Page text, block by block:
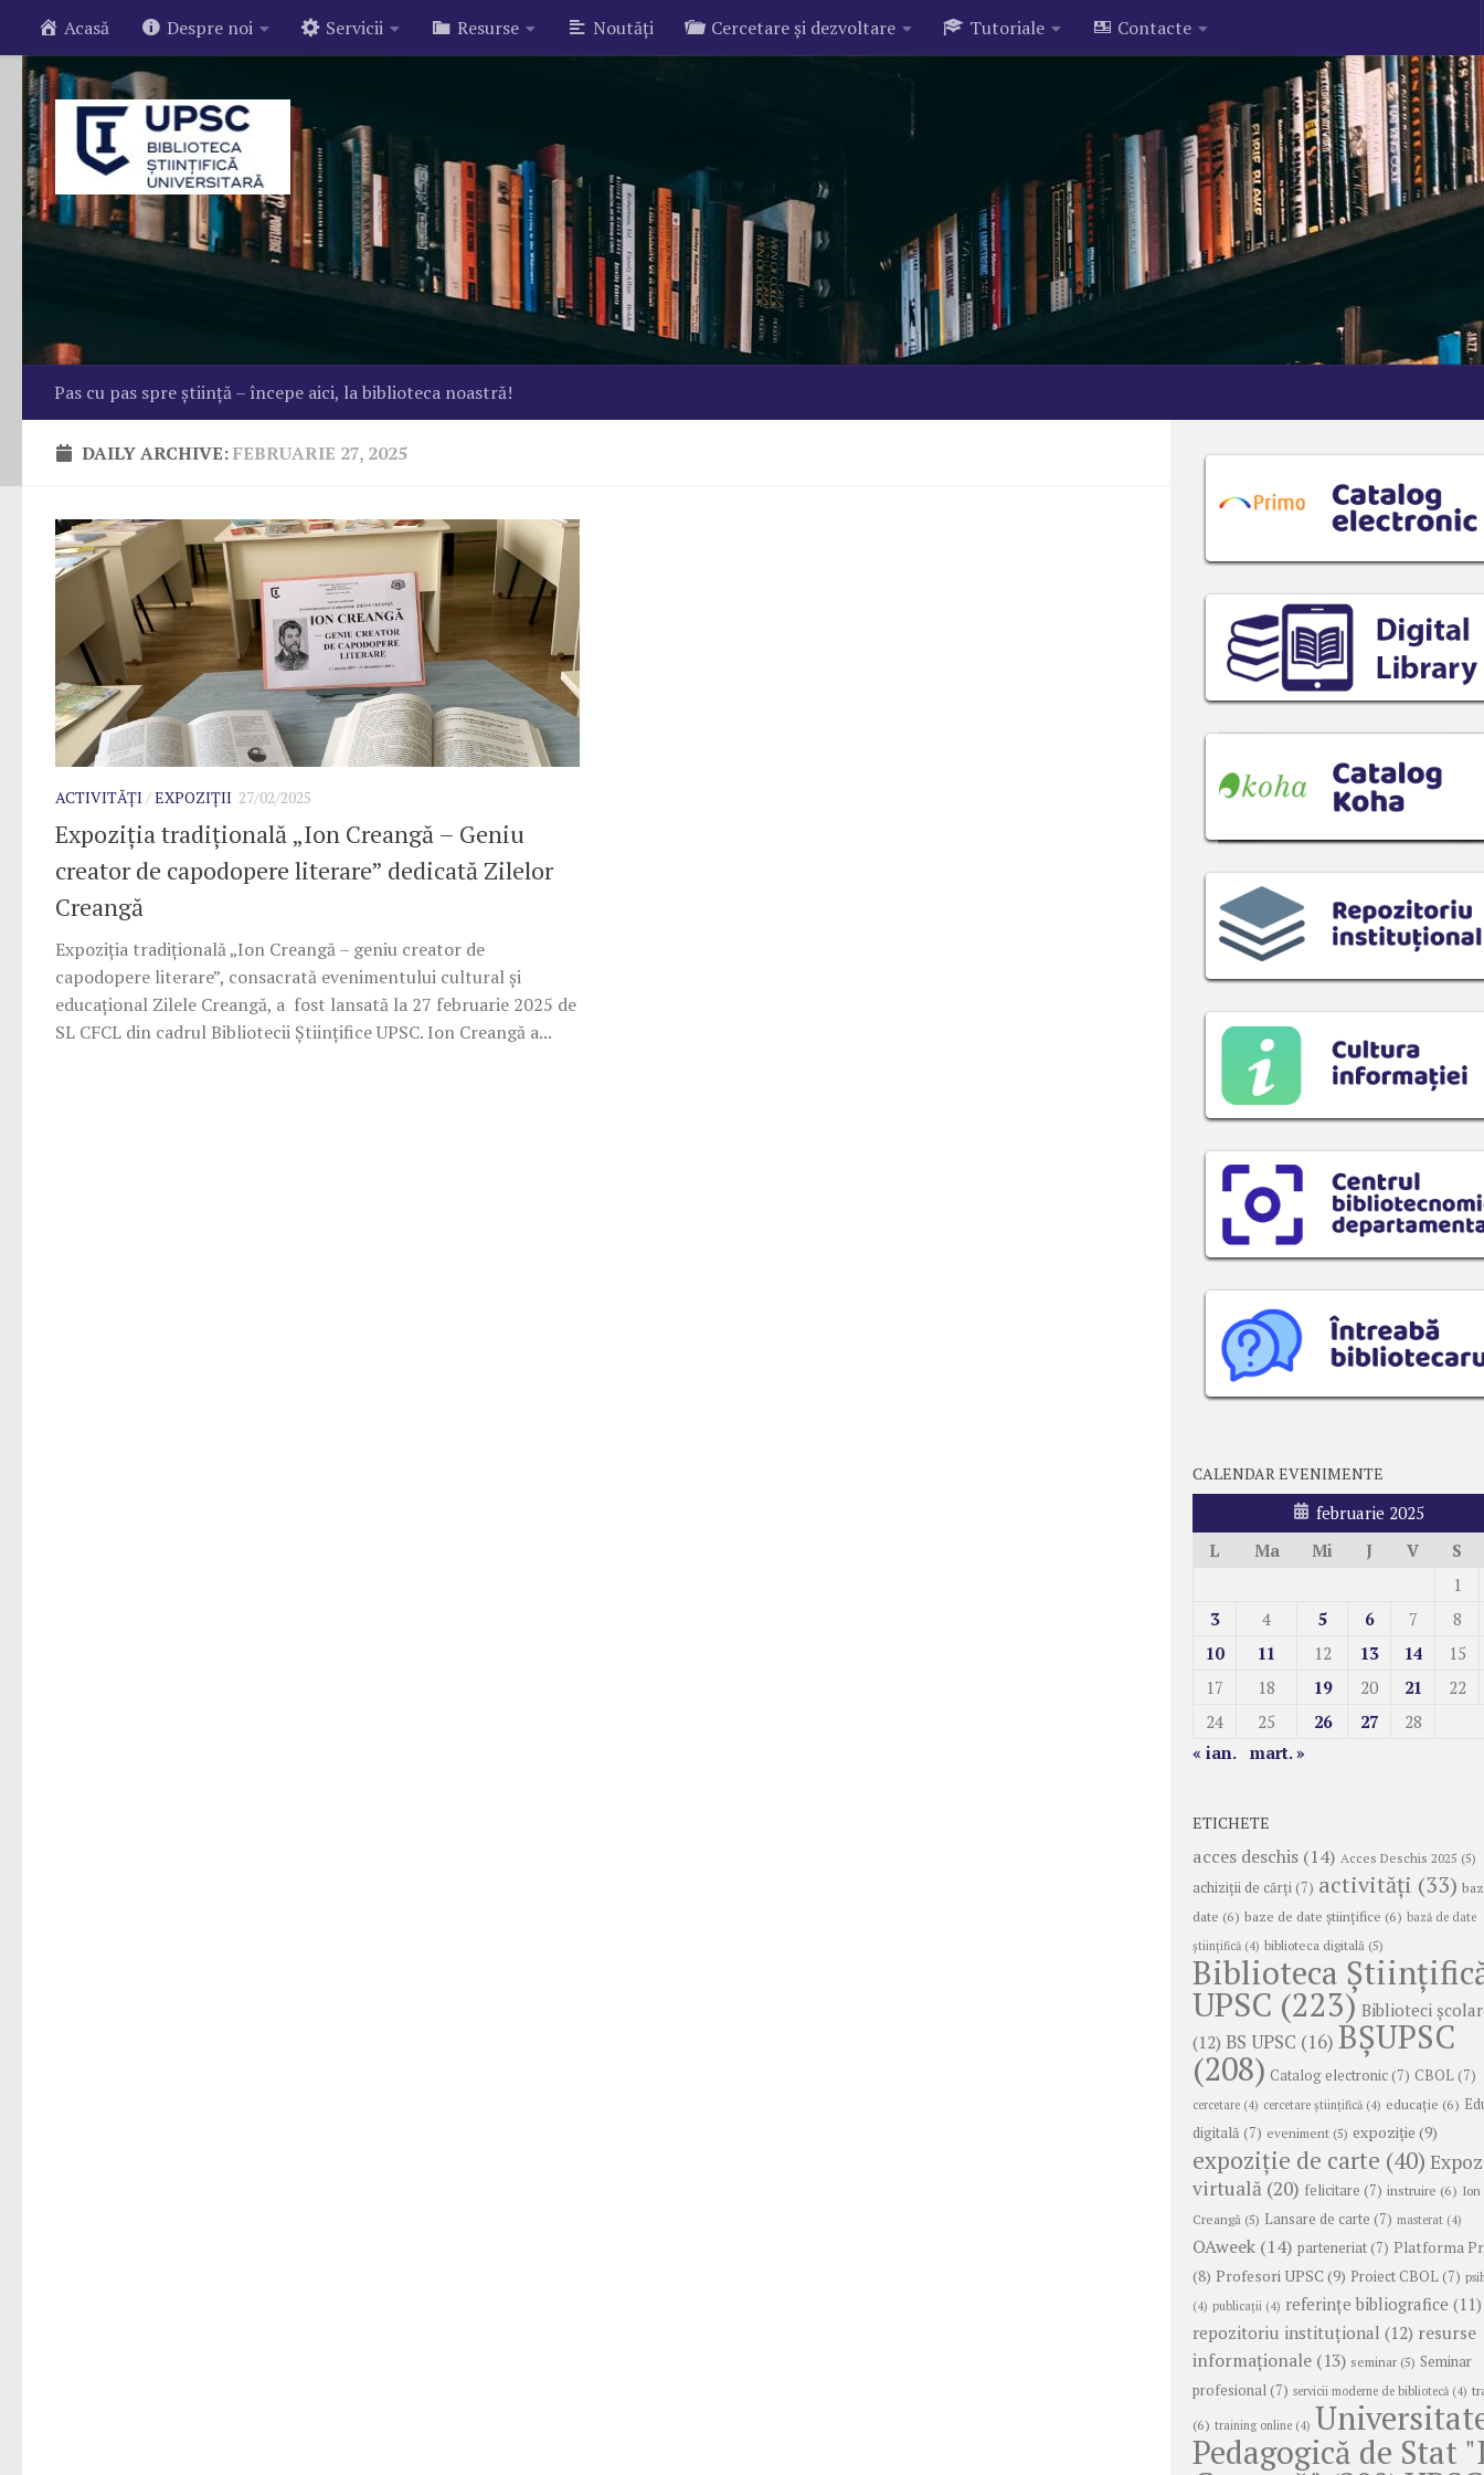
Skip to content
Acasă Despre noi Servicii Resurse Noutăți Cercetare și dezvoltare Tutoriale Contacte
Pas cu pas spre știință – începe aici, la biblioteca noastră!
DAILY ARCHIVE:FEBRUARIE 27, 2025
ACTIVITĂȚI /EXPOZIȚII 27/02/2025
Expoziția tradițională „Ion Creangă – Geniu
creator de capodopere literare” dedicată Zilelor
Creangă
Expoziția tradițională „Ion Creangă – geniu creator de
capodopere literare”, consacrată evenimentului cultural și
educațional Zilele Creangă, a fost lansată la 27 februarie 2025 de
SL CFCL din cadrul Bibliotecii Științifice UPSC. Ion Creangă a...
CALENDAR EVENIMENTE
februarie 2025
L
Ma Mi J V
S
1
3
4 5 6 7
8
10
11 12 13 14
15
17
18 19 20 21
22
24
25 26 27
28
« ian. mart. »
ETICHETE
acces deschis (14) Acces Deschis 2025 (5)
achiziții de cărți (7) activități (33)
date (6) baze de date științifice (6) bază de date
ştiinţifică (4) biblioteca digitală (5)
Biblioteca
UPSC (223) Biblioteci
(12) BS UPSC (16) BȘUPSC
(208) Catalog electronic (7) CBOL (7)
cercetare (4) cercetare științifică (4) educație (6)
digitală (7) eveniment (5) expoziție (9)
expoziție de carte (40)
virtuală (20) felicitare (7) instruire (6) Ion
Creangă (5) Lansare de carte (7) masterat (4)
OAweek (14) parteneriat (7) Platforma
(8) Profesori UPSC(9) Proiect CBOL (7)
(4) publicații (4) referințe bibliografice (11)
repozitoriu instituțional (12) resurse
informaționale (13) seminar (5) Seminar
profesional (7) servicii moderne de bibliotecă (4)
(6) training online (4)
Pedagogică de Stat